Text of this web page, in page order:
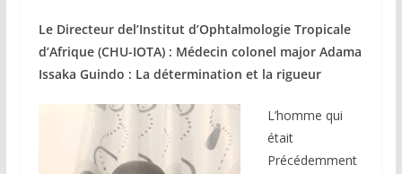
Le Directeur del’Institut d’Ophtalmologie Tropicale
d’Afrique (CHU-IOTA) : Médecin colonel major Adama
Issaka Guindo : La détermination et la rigueur
L’homme qui
était
Précédemment